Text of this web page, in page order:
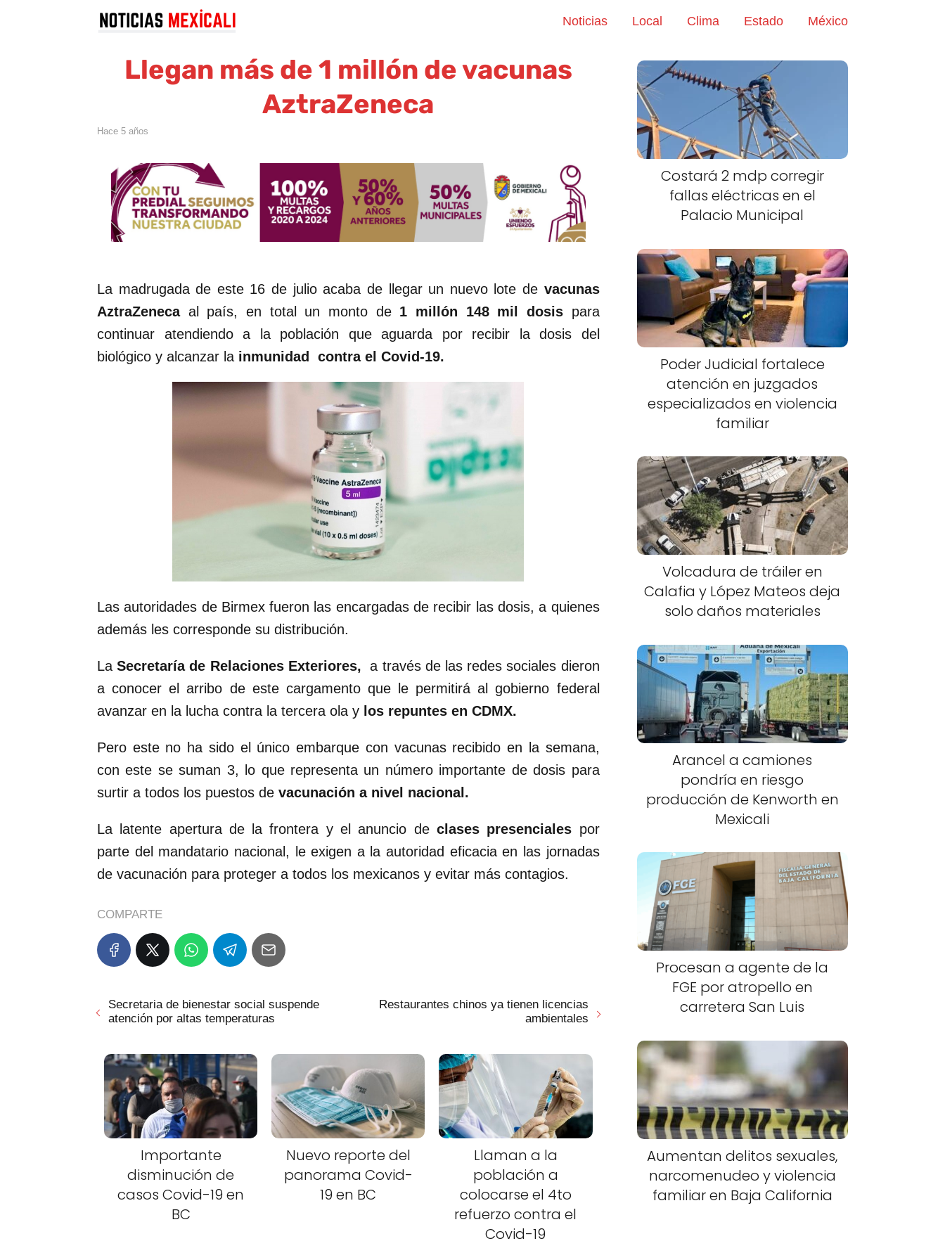
Noticias Local Clima Estado México
Llegan más de 1 millón de vacunas
AztraZeneca
hace 5 años
La madrugada de este 16 de julio acaba de llegar un nuevo lote de vacunas
AztraZenecaal país, en total un monto de 1 millón 148 mil dosispara
continuar atendiendo a la población que aguarda por recibir la dosis del
biológico y alcanzar la inmunidad contra el Covid-19.
Las autoridades de Birmex fueron las encargadas de recibir las dosis, a quienes
además les corresponde su distribución.
LaSecretaría de Relaciones Exteriores, a través de las redes sociales dieron
a conocer el arribo de este cargamento que le permitirá al gobierno federal
avanzar en la lucha contra la tercera ola y los repuntes en CDMX.
Pero este no ha sido el único embarque con vacunas recibido en la semana,
con este se suman 3, lo que representa un número importante de dosis para
surtir a todos los puestos de vacunación a nivel nacional.
La latente apertura de la frontera y el anuncio de clases presenciales por
parte del mandatario nacional, le exigen a la autoridad eficacia en las jornadas
de vacunación para proteger a todos los mexicanos y evitar más contagios.
COMPARTE
Secretaria de bienestar social suspende
atención por altas temperaturas
Restaurantes chinos ya tienen licencias
ambientales
Importante
disminución de
casos Covid-19 en
BC
Nuevo reporte del
panorama Covid-
19 en BC
Llaman a la
población a
colocarse el 4to
refuerzo contra el
Covid-19
Costará 2 mdp corregir
fallas eléctricas en el
Palacio Municipal
Poder Judicial fortalece
atención en juzgados
especializados en violencia
familiar
Volcadura de tráiler en
Calafia y López Mateos deja
solo daños materiales
Arancel a camiones
pondría en riesgo
producción de Kenworth en
Mexicali
Procesan a agente de la
FGE por atropello en
carretera San Luis
Aumentan delitos sexuales,
narcomenudeo y violencia
familiar en Baja California